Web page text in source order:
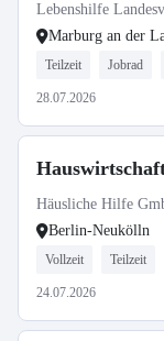
Lebenshilfe
Marburg an der
Teilzeit Jobrad
28.07.2026
Häusliche Hilfe
Berlin-Neukölln
Vollzeit Teilzeit
24.07.2026